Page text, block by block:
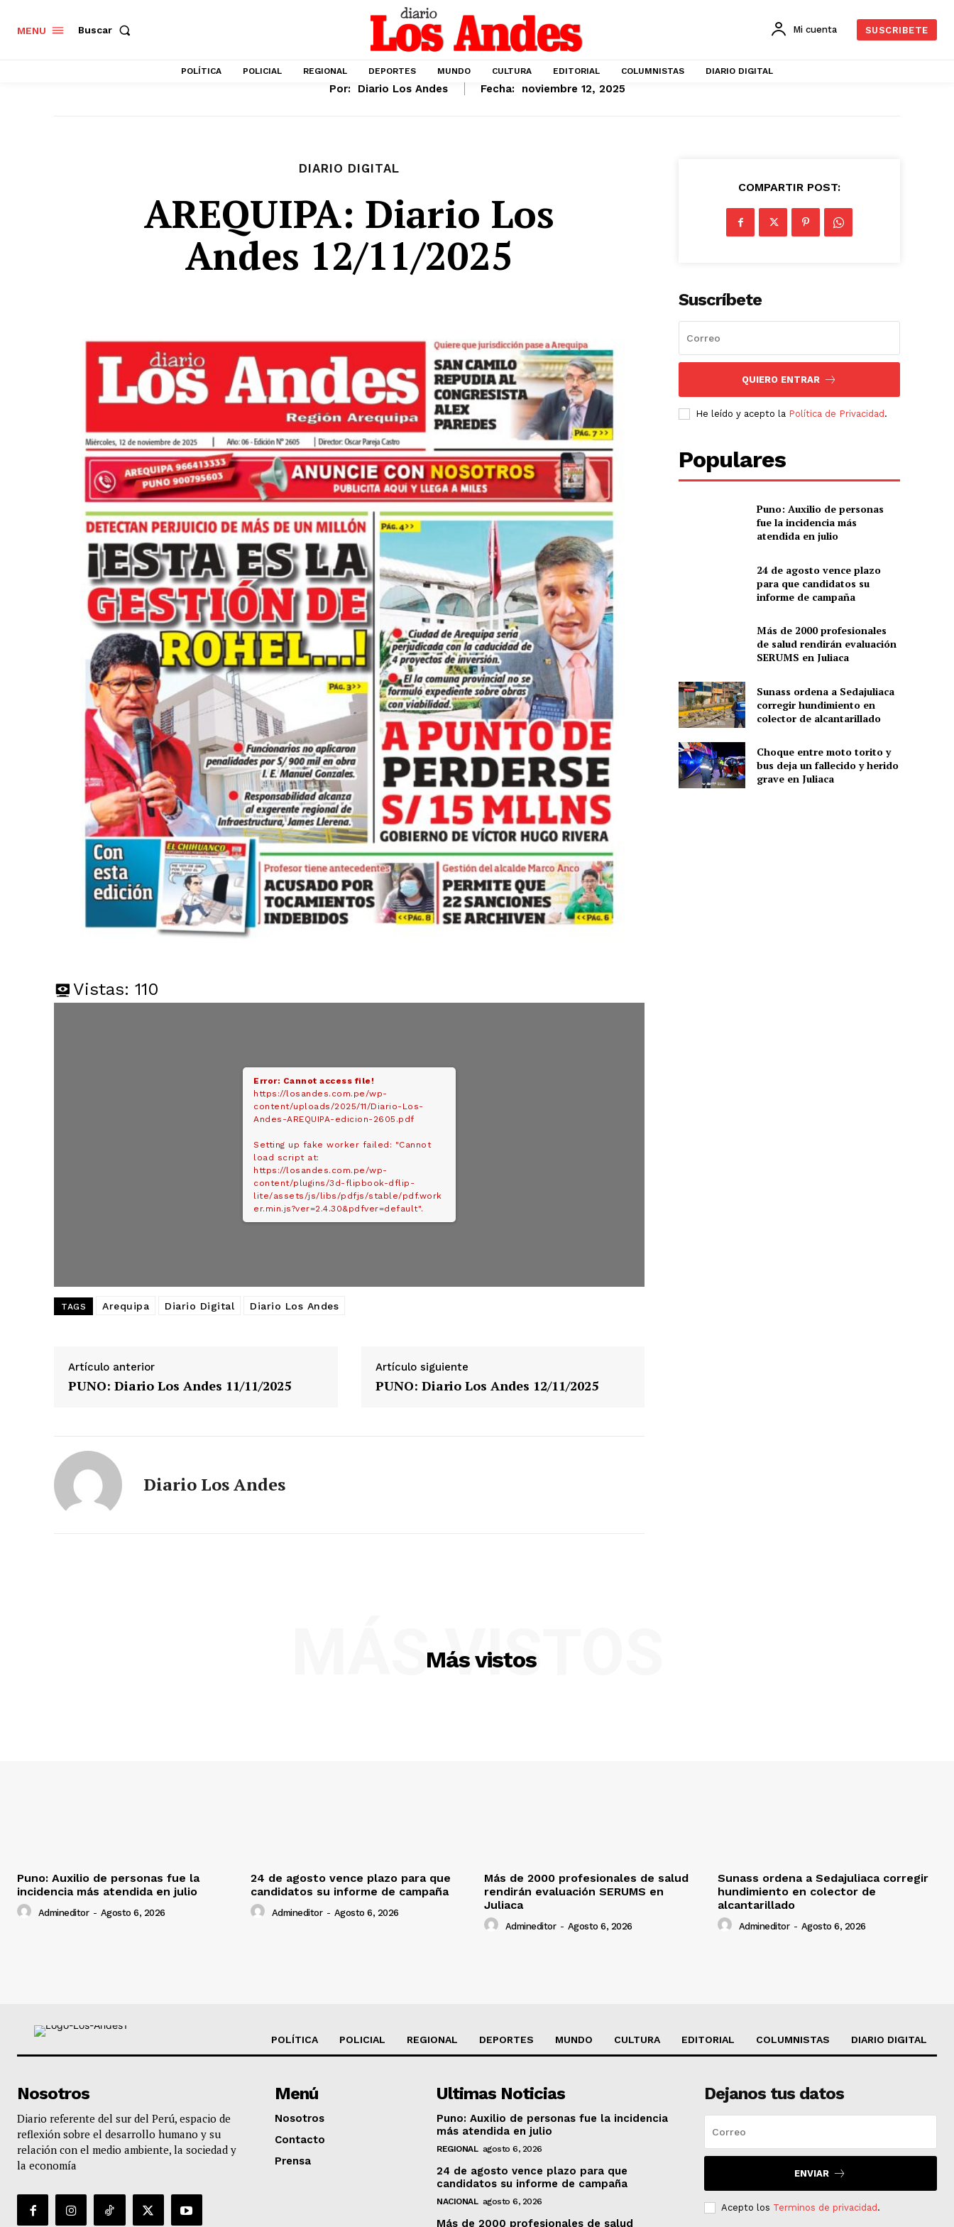
Contacto
MENU Buscar Mi cuenta SUSCRIBETE
POLÍTICA POLICIAL REGIONAL DEPORTES MUNDO CULTURA EDITORIAL COLUMNISTAS DIARIO DIGITAL
Por: Diario Los Andes Fecha: noviembre 12, 2025
DIARIO DIGITAL
AREQUIPA: Diario Los
Andes 12/11/2025
Vistas: 110
Error: Cannot access file!
https://losandes.com.pe/wp-
content/uploads/2025/11/Diario-Los-
Andes-AREQUIPA-edicion-2605.pdf
Setting up fake worker failed: "Cannot
load script at:
https://losandes.com.pe/wp-
content/plugins/3d-flipbook-dflip-
lite/assets/js/libs/pdfjs/stable/pdf.work
er.min.js?ver=2.4.30&pdfver=default".
TAGS Arequipa Diario Digital Diario Los Andes
Artículo anterior
PUNO: Diario Los Andes 11/11/2025
Artículo siguiente
PUNO: Diario Los Andes 12/11/2025
Diario Los Andes
COMPARTIR POST:
Suscríbete
QUIERO ENTRAR
He leído y acepto la Política de Privacidad .
Populares
Puno: Auxilio de personas
fue la incidencia más
atendida en julio
24 de agosto vence plazo
para que candidatos su
informe de campaña
Más de 2000 profesionales
de salud rendirán evaluación
SERUMS en Juliaca
Sunass ordena a Sedajuliaca
corregir hundimiento en
colector de alcantarillado
Choque entre moto torito y
bus deja un fallecido y herido
grave en Juliaca
Más vistos
MÁS VISTOS
Puno: Auxilio de personas fue la
incidencia más atendida en julio
Admineditor - Agosto 6, 2026
24 de agosto vence plazo para que
candidatos su informe de campaña
Admineditor - Agosto 6, 2026
Más de 2000 profesionales de salud
rendirán evaluación SERUMS en
Juliaca
Admineditor - Agosto 6, 2026
Sunass ordena a Sedajuliaca corregir
hundimiento en colector de
alcantarillado
Admineditor - Agosto 6, 2026
POLÍTICA POLICIAL REGIONAL DEPORTES MUNDO CULTURA EDITORIAL COLUMNISTAS DIARIO DIGITAL
Nosotros
Diario referente del sur del Perú, espacio de
reflexión sobre el desarrollo humano y su
relación con el medio ambiente, la sociedad y
la economía
Menú
Nosotros
Contacto
Prensa
Ultimas Noticias
Puno: Auxilio de personas fue la incidencia
más atendida en julio
REGIONAL agosto 6, 2026
24 de agosto vence plazo para que
candidatos su informe de campaña
NACIONAL agosto 6, 2026
Más de 2000 profesionales de salud
Dejanos tus datos
ENVIAR
Acepto los Terminos de privacidad .